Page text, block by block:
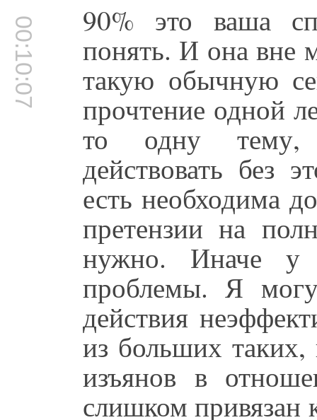
00:10:07 90% это ваша
понять. И она вне
такую обычную
прочтение одной
то одну тему,
действовать без
есть необходима
претензии на
нужно. Иначе
проблемы. Я
действия
из больших таких,
изъянов в
слишком привязан